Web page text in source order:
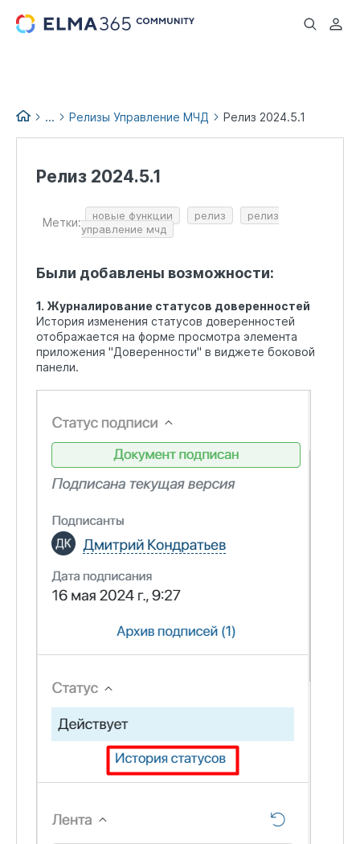
...
... Релизы Управление МЧД Релиз 2024.5.1
Релиз 2024.5.1
Метки: новые функции релиз
релиз
управление мчд
Были добавлены возможности:
1. Журналирование статусов доверенностей
История изменения статусов доверенностей
отображается на форме просмотра элемента
приложения "Доверенности" в виджете боковой
панели.